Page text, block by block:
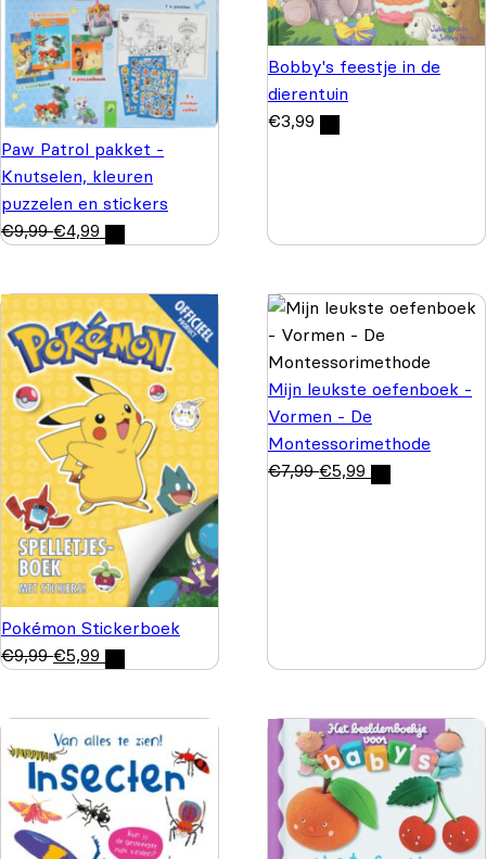
Paw Patrol pakket -
Knutselen, kleuren
puzzelen en stickers
€9,99 €4,99
Bobby's feestje in de
dierentuin
€3,99
Pokémon Stickerboek
€9,99 €5,99
Mijn leukste oefenboek -
Vormen - De
Montessorimethode
€7,99 €5,99